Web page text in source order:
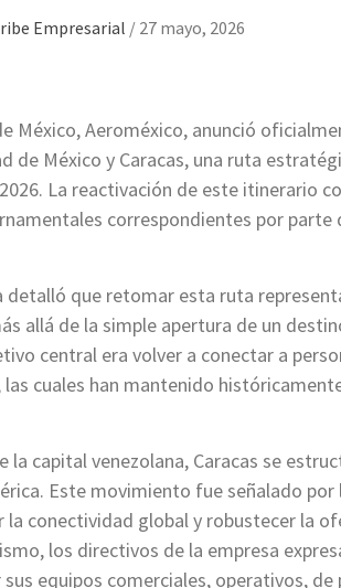
Empresarial / 27 mayo, 2026
México, Aeroméxico, anunció
de México y Caracas, una ruta
La reactivación de este itinerario
correspondientes por
detalló que retomar esta ruta
allá de la simple apertura de un
central era volver a conectar a
las cuales han mantenido
la capital venezolana, Caracas se
Este movimiento fue señalado
la conectividad global y robustecer la
los directivos de la empresa
equipos comerciales, operativos, de